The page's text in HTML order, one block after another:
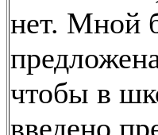
нет. Мной
чтобы в
введено